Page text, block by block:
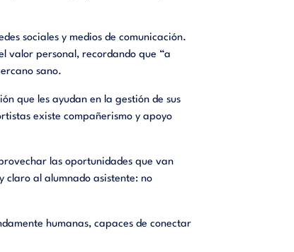
sociales y medios de comunicación.
valor personal, recordando que “a
sano.
que les ayudan en la gestión de sus
existe compañerismo y apoyo
las oportunidades que van
claro al alumnado asistente: no
humanas, capaces de conectar